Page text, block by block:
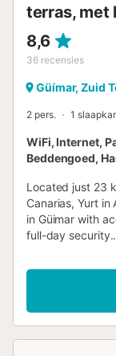
terras, met
8,6
36 recensies
Güímar, Zuid
2 pers. 1
WiFi, Internet,
Beddengoed,
Located just 23
Canarias, Yurt
in Güimar with
full-day